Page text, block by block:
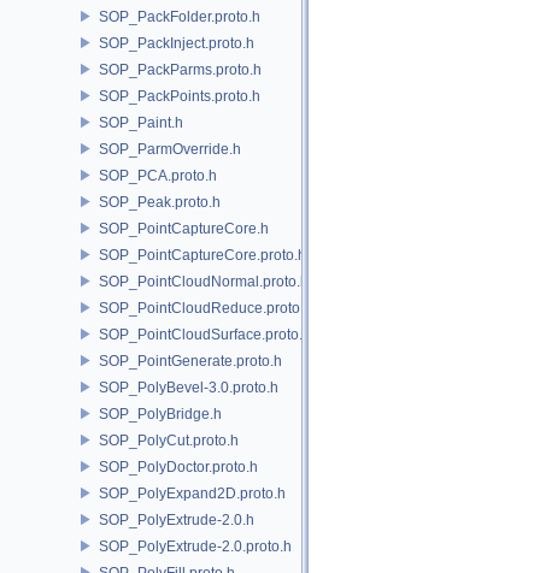
SOP_PackFolder.proto.h
SOP_PackInject.proto.h
SOP_PackParms.proto.h
SOP_PackPoints.proto.h
SOP_Paint.h
SOP_ParmOverride.h
SOP_PCA.proto.h
SOP_Peak.proto.h
SOP_PointCaptureCore.h
SOP_PointCaptureCore.proto.h
SOP_PointCloudNormal.proto.h
SOP_PointCloudReduce.proto.h
SOP_PointCloudSurface.proto.h
SOP_PointGenerate.proto.h
SOP_PolyBevel-3.0.proto.h
SOP_PolyBridge.h
SOP_PolyCut.proto.h
SOP_PolyDoctor.proto.h
SOP_PolyExpand2D.proto.h
SOP_PolyExtrude-2.0.h
SOP_PolyExtrude-2.0.proto.h